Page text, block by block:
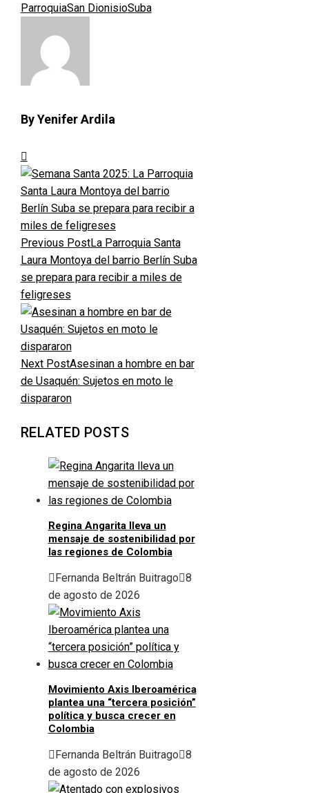
ParroquiaSan DionisioSuba
By Yenifer Ardila
Previous PostLa Parroquia Santa
Laura Montoya del barrio Berlín Suba
se prepara para recibir a miles de
feligreses
Next PostAsesinan a hombre en bar
de Usaquén: Sujetos en moto le
dispararon
RELATED POSTS
Regina Angarita lleva un
mensaje de sostenibilidad por
las regiones de Colombia
Fernanda Beltrán Buitrago 8
de agosto de 2026
Movimiento Axis Iberoamérica
plantea una “tercera posición”
política y busca crecer en
Colombia
Fernanda Beltrán Buitrago 8
de agosto de 2026